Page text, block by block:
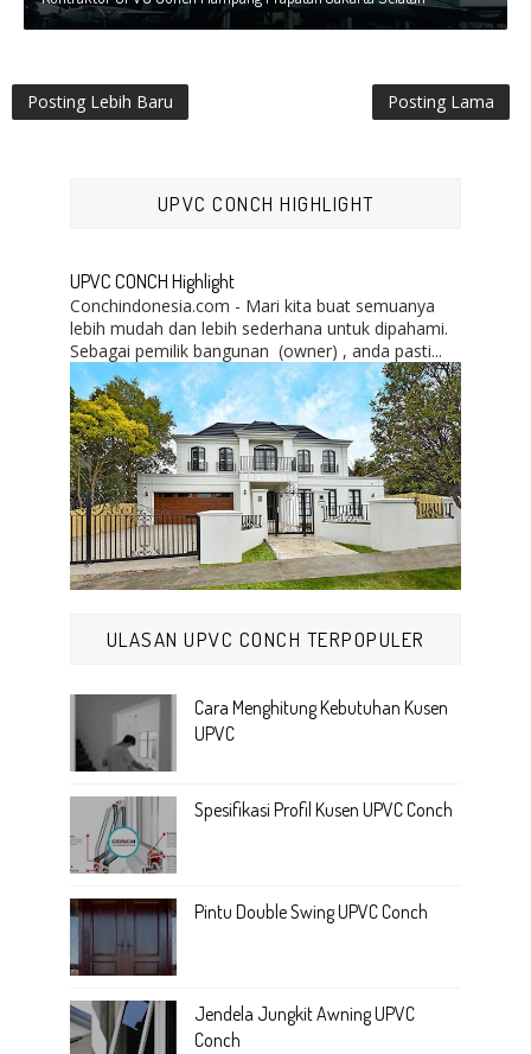
Posting Lebih Baru Posting Lama
UPVC CONCH HIGHLIGHT
UPVC CONCH Highlight
Conchindonesia.com - Mari kita buat semuanya
lebih mudah dan lebih sederhana untuk dipahami.
Sebagai pemilik bangunan (owner) , anda pasti...
ULASAN UPVC CONCH TERPOPULER
Cara Menghitung Kebutuhan Kusen
UPVC
Spesifikasi Profil Kusen UPVC Conch
Pintu Double Swing UPVC Conch
Jendela Jungkit Awning UPVC
Conch